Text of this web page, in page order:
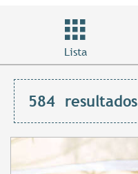
Lista
584 resultados